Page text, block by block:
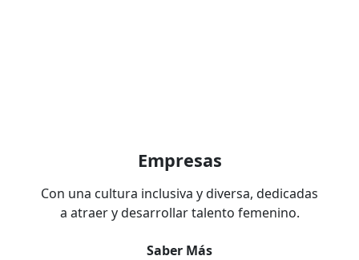
Empresas
Con una cultura inclusiva y diversa, dedicadas
a atraer y desarrollar talento femenino.
Saber Más